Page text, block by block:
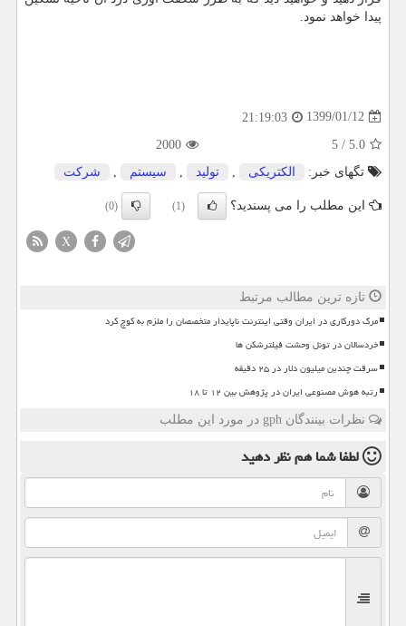
پیدا خواهد نمود.
1399/01/12
21:19:03
5.0
/
5
2000
تگهای خبر:
الكتریكی , تولید , سیستم , شركت
این مطلب را می پسندید؟ (1)
(0)
X
تازه ترین مطالب مرتبط
مرگ دورکاری در ایران وقتی اینترنت ناپایدار متخصصان را ملزم به کوچ کرد
خردسالان در تونل وحشت فیلترشکن ها
سرقت چندین میلیون دلار در ۲۵ دقیقه
رتبه هوش مصنوعی ایران در پژوهش بین ۱۲ تا ۱۸
نظرات بینندگان gph در مورد این مطلب
لطفا شما همنظر دهید